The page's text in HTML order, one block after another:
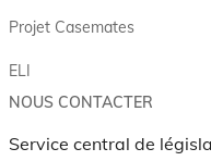
Projet Casemates
ELI
NOUS CONTACTER
Service central de